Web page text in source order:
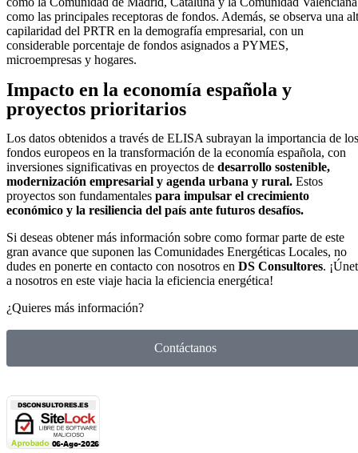
como las principales receptoras de fondos. Además, se observa una
capilaridad del PRTR en la demografía empresarial, con un
considerable porcentaje de fondos asignados a PYMES,
microempresas y hogares.
Impacto en la economía española y
proyectos prioritarios
Los datos obtenidos a través de ELISA subrayan la importancia de los
fondos europeos en la transformación de la economía española, con
inversiones significativas en proyectos de desarrollo sostenible,
modernización empresarial y agenda urbana y rural. Estos
proyectos son fundamentales para impulsar el crecimiento
económico y la resiliencia del país ante futuros desafíos.
Si deseas obtener más información sobre como formar parte de este
gran avance que suponen las Comunidades Energéticas Locales, no
dudes en ponerte en contacto con nosotros en DS Consultores.
a nosotros en este viaje hacia la eficiencia energética!
¿Quieres más información?
Contáctanos